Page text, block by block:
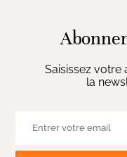
Saisissez
la